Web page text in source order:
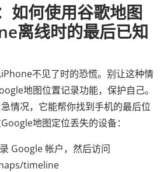
如何使用谷歌地图
离线时的最后已知
不见了时的恐慌。别让这种情
地图位置记录功能，保护自己。
情况，它能帮你找到手机的最后位
地图定位丢失的设备：
Google 帐户，然后访问
timeline